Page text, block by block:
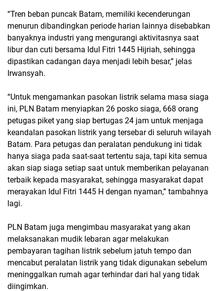
“Tren beban puncak Batam, memiliki kecenderungan
menurun dibandingkan periode harian lainnya disebabkan
banyaknya industri yang mengurangi aktivitasnya saat
libur dan cuti bersama Idul Fitri 1445 Hijriah, sehingga
dipastikan cadangan daya menjadi lebih besar,” jelas
Irwansyah.
“Untuk mengamankan pasokan listrik selama masa siaga
ini, PLN Batam menyiapkan 26 posko siaga, 668 orang
petugas piket yang siap bertugas 24 jam untuk menjaga
keandalan pasokan listrik yang tersebar di seluruh wilayah
Batam. Para petugas dan peralatan pendukung ini tidak
hanya siaga pada saat-saat tertentu saja, tapi kita semua
akan siap siaga setiap saat untuk memberikan pelayanan
terbaik kepada masyarakat, sehingga masyarakat dapat
merayakan Idul Fitri 1445 H dengan nyaman,” tambahnya
lagi.
PLN Batam juga mengimbau masyarakat yang akan
melaksanakan mudik lebaran agar melakukan
pembayaran tagihan listrik sebelum jatuh tempo dan
mencabut peralatan listrik yang tidak digunakan sebelum
meninggalkan rumah agar terhindar dari hal yang tidak
diingimkan.